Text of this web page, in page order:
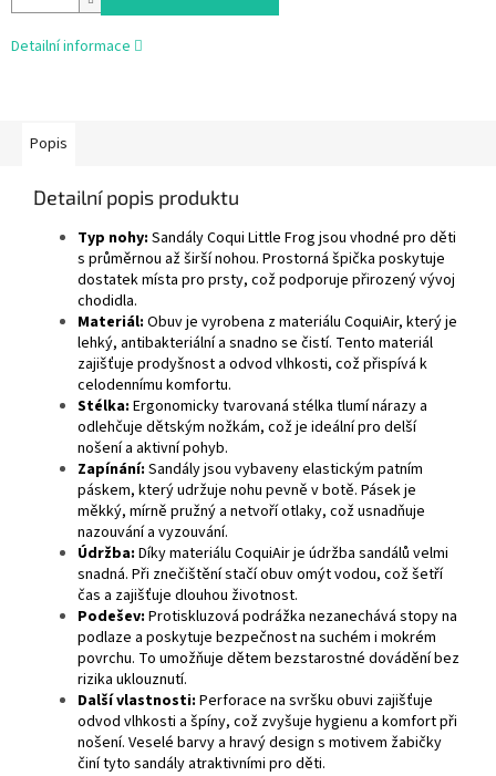
Detailní informace
Popis
Detailní popis produktu
Typ nohy: Sandály Coqui Little Frog jsou vhodné pro děti
s průměrnou až širší nohou. Prostorná špička poskytuje
dostatek místa pro prsty, což podporuje přirozený vývoj
chodidla.
Materiál: Obuv je vyrobena z materiálu CoquiAir, který je
lehký, antibakteriální a snadno se čistí. Tento materiál
zajišťuje prodyšnost a odvod vlhkosti, což přispívá k
celodennímu komfortu.
Stélka: Ergonomicky tvarovaná stélka tlumí nárazy a
odlehčuje dětským nožkám, což je ideální pro delší
nošení a aktivní pohyb.
Zapínání: Sandály jsou vybaveny elastickým patním
páskem, který udržuje nohu pevně v botě. Pásek je
měkký, mírně pružný a netvoří otlaky, což usnadňuje
nazouvání a vyzouvání.
Údržba: Díky materiálu CoquiAir je údržba sandálů velmi
snadná. Při znečištění stačí obuv omýt vodou, což šetří
čas a zajišťuje dlouhou životnost.
Podešev: Protiskluzová podrážka nezanechává stopy na
podlaze a poskytuje bezpečnost na suchém i mokrém
povrchu. To umožňuje dětem bezstarostné dovádění bez
rizika uklouznutí.
Další vlastnosti: Perforace na svršku obuvi zajišťuje
odvod vlhkosti a špíny, což zvyšuje hygienu a komfort při
nošení. Veselé barvy a hravý design s motivem žabičky
činí tyto sandály atraktivními pro děti.